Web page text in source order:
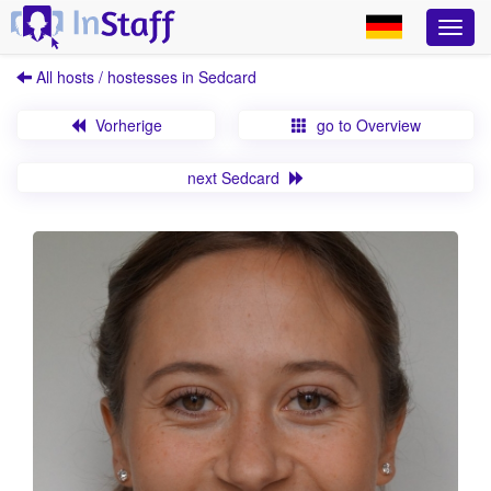
All hosts / hostesses in Sedcard
Vorherige go to Overview
next Sedcard